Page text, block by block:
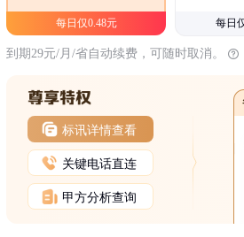
每日仅0.48元 每日
到期29元/月/省自动续费，可随时取消。
标讯详情查看
关键电话直连
甲方分析查询